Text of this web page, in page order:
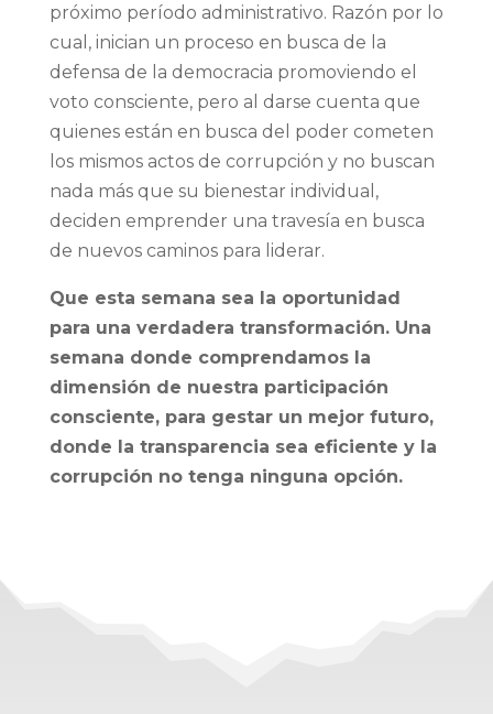
próximo período administrativo. Razón por lo
cual, inician un proceso en busca de la
defensa de la democracia promoviendo el
voto consciente, pero al darse cuenta que
quienes están en busca del poder cometen
los mismos actos de corrupción y no buscan
nada más que su bienestar individual,
deciden emprender una travesía en busca
de nuevos caminos para liderar.
Que esta semana sea la oportunidad
para una verdadera transformación. Una
semana donde comprendamos la
dimensión de nuestra participación
consciente, para gestar un mejor futuro,
donde la transparencia sea eficiente y la
corrupción no tenga ninguna opción.